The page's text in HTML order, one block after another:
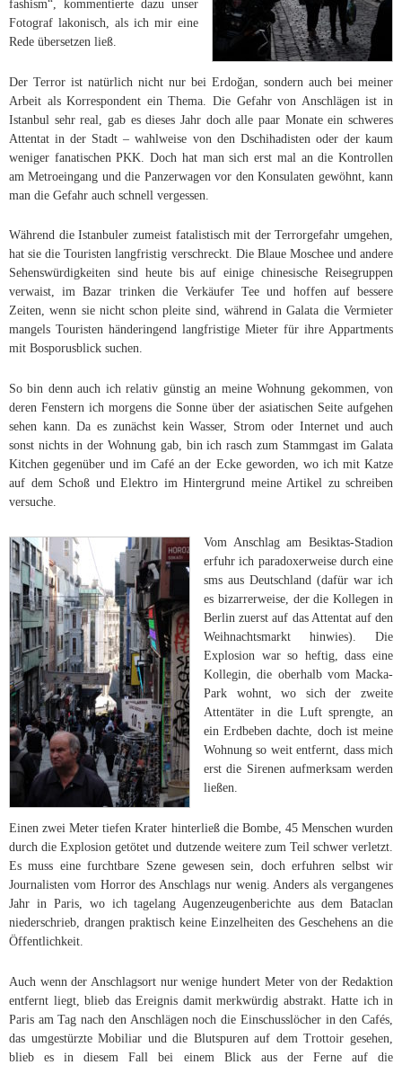
fashism“, kommentierte dazu unser
Fotograf lakonisch, als ich mir eine
Rede übersetzen ließ.
Der Terror ist natürlich nicht nur bei Erdoğan, sondern auch bei meiner
Arbeit als Korrespondent ein Thema. Die Gefahr von Anschlägen ist in
Istanbul sehr real, gab es dieses Jahr doch alle paar Monate ein schweres
Attentat in der Stadt – wahlweise von den Dschihadisten oder der kaum
weniger fanatischen PKK. Doch hat man sich erst mal an die Kontrollen
am Metroeingang und die Panzerwagen vor den Konsulaten gewöhnt, kann
man die Gefahr auch schnell vergessen.
Während die Istanbuler zumeist fatalistisch mit der Terrorgefahr umgehen,
hat sie die Touristen langfristig verschreckt. Die Blaue Moschee und andere
Sehenswürdigkeiten sind heute bis auf einige chinesische Reisegruppen
verwaist, im Bazar trinken die Verkäufer Tee und hoffen auf bessere
Zeiten, wenn sie nicht schon pleite sind, während in Galata die Vermieter
mangels Touristen händeringend langfristige Mieter für ihre Appartments
mit Bosporusblick suchen.
So bin denn auch ich relativ günstig an meine Wohnung gekommen, von
deren Fenstern ich morgens die Sonne über der asiatischen Seite aufgehen
sehen kann. Da es zunächst kein Wasser, Strom oder Internet und auch
sonst nichts in der Wohnung gab, bin ich rasch zum Stammgast im Galata
Kitchen gegenüber und im Café an der Ecke geworden, wo ich mit Katze
auf dem Schoß und Elektro im Hintergrund meine Artikel zu schreiben
versuche.
Vom Anschlag am Besiktas-Stadion
erfuhr ich paradoxerweise durch eine
sms aus Deutschland (dafür war ich
es bizarrerweise, der die Kollegen in
Berlin zuerst auf das Attentat auf den
Weihnachtsmarkt hinwies). Die
Explosion war so heftig, dass eine
Kollegin, die oberhalb vom Macka-
Park wohnt, wo sich der zweite
Attentäter in die Luft sprengte, an
ein Erdbeben dachte, doch ist meine
Wohnung so weit entfernt, dass mich
erst die Sirenen aufmerksam werden
ließen.
Einen zwei Meter tiefen Krater hinterließ die Bombe, 45 Menschen wurden
durch die Explosion getötet und dutzende weitere zum Teil schwer verletzt.
Es muss eine furchtbare Szene gewesen sein, doch erfuhren selbst wir
Journalisten vom Horror des Anschlags nur wenig. Anders als vergangenes
Jahr in Paris, wo ich tagelang Augenzeugenberichte aus dem Bataclan
niederschrieb, drangen praktisch keine Einzelheiten des Geschehens an die
Öffentlichkeit.
Auch wenn der Anschlagsort nur wenige hundert Meter von der Redaktion
entfernt liegt, blieb das Ereignis damit merkwürdig abstrakt. Hatte ich in
Paris am Tag nach den Anschlägen noch die Einschusslöcher in den Cafés,
das umgestürzte Mobiliar und die Blutspuren auf dem Trottoir gesehen,
blieb es in diesem Fall bei einem Blick aus der Ferne auf die